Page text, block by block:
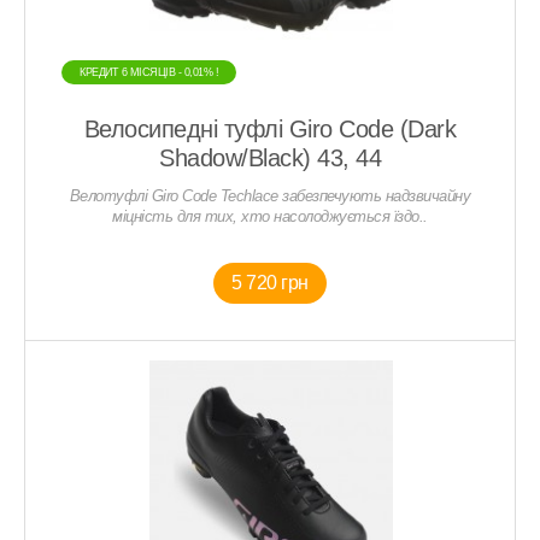
КРЕДИТ 6 МIСЯЦIВ - 0,01% !
Велосипедні туфлі Giro Code (Dark
Shadow/Black) 43, 44
Велотуфлі Giro Code Techlace забезпечують надзвичайну
міцність для тих, хто насолоджується їздо..
5 720 грн